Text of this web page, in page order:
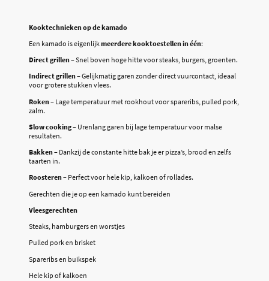
Kooktechnieken op de kamado
Een kamado is eigenlijkmeerdere kooktoestellen in één:
Direct grillen– Snel boven hoge hitte voor steaks, burgers, groenten.
Indirect grillen– Gelijkmatig garen zonder direct vuurcontact, ideaal
voor grotere stukken vlees.
Roken– Lage temperatuur met rookhout voor spareribs, pulled pork,
zalm.
Slow cooking– Urenlang garen bij lage temperatuur voor malse
resultaten.
Bakken– Dankzij de constante hitte bak je er pizza’s, brood en zelfs
taarten in.
Roosteren– Perfect voor hele kip, kalkoen of rollades.
Gerechten die je op een kamado kunt bereiden
Vleesgerechten
Steaks, hamburgers en worstjes
Pulled pork en brisket
Spareribs en buikspek
Hele kip of kalkoen